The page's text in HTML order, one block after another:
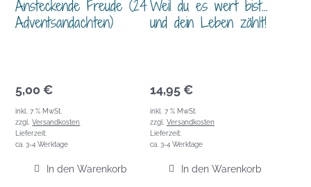
Ansteckende Freude (24
Adventsandachten)
5,00 €
inkl. 7 % MwSt.
zzgl.Versandkosten
Lieferzeit:
ca. 3-4 Werktage
In den Warenkorb
Weil du es wert bist…
und dein Leben zählt!
14,95 €
inkl. 7 % MwSt.
zzgl. Versandkosten
Lieferzeit:
ca. 3-4 Werktage
In den Warenkorb